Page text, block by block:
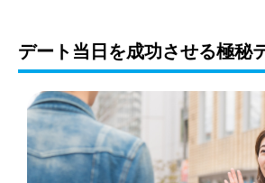
デート当日を成功させる極秘